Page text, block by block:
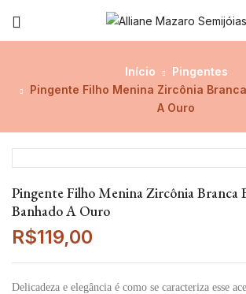
Início
Pingentes
Pingente Filho Menina Zircônia
A Ouro
Pingente Filho Menina Zircônia Branca
Banhado A Ouro
R$119,00
Delicadeza e elegância é como se caracteriza esse